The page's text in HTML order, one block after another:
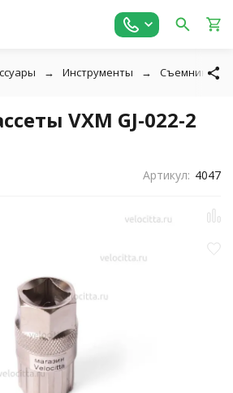
Инструменты Съемники
VXM GJ-022-2
Артикул: 4047